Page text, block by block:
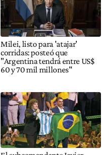
Milei, listo para 'atajar'
corridas: posteó que
"Argentina tendrá entre US$
60 y 70 mil millones"